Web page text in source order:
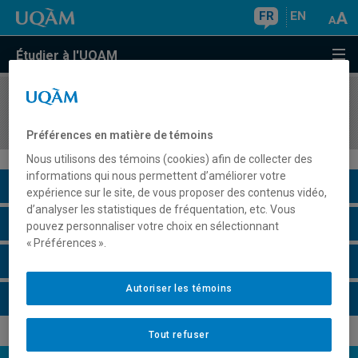
FR EN
Étudier à l'UQAM
COURS//
Description du cours
Horaire - Été 2026
Préférences en matière de témoins
Nous utilisons des témoins (cookies) afin de collecter des
informations qui nous permettent d’améliorer votre
expérience sur le site, de vous proposer des contenus vidéo,
d’analyser les statistiques de fréquentation, etc. Vous
pouvez personnaliser votre choix en sélectionnant
« Préférences ».
Tout refuser
Autoriser les témoins